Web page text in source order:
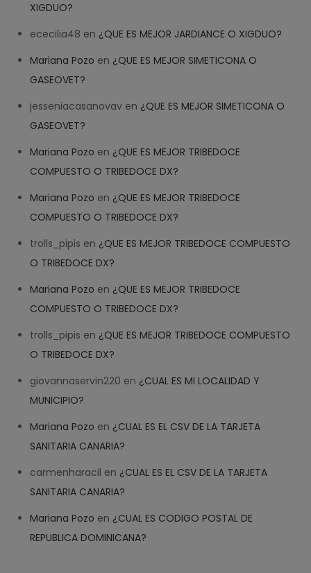
XIGDUO?
ececilia48 en ¿QUE ES MEJOR JARDIANCE O XIGDUO?
Mariana Pozo en ¿QUE ES MEJOR SIMETICONA O
GASEOVET?
jesseniacasanovav en ¿QUE ES MEJOR SIMETICONA O
GASEOVET?
Mariana Pozo en ¿QUE ES MEJOR TRIBEDOCE
COMPUESTO O TRIBEDOCE DX?
Mariana Pozo en ¿QUE ES MEJOR TRIBEDOCE
COMPUESTO O TRIBEDOCE DX?
trolls_pipis en ¿QUE ES MEJOR TRIBEDOCE COMPUESTO
O TRIBEDOCE DX?
Mariana Pozo en ¿QUE ES MEJOR TRIBEDOCE
COMPUESTO O TRIBEDOCE DX?
trolls_pipis en ¿QUE ES MEJOR TRIBEDOCE COMPUESTO
O TRIBEDOCE DX?
giovannaservin220 en ¿CUAL ES MI LOCALIDAD Y
MUNICIPIO?
Mariana Pozo en ¿CUAL ES EL CSV DE LA TARJETA
SANITARIA CANARIA?
carmenharacil en ¿CUAL ES EL CSV DE LA TARJETA
SANITARIA CANARIA?
Mariana Pozo en ¿CUAL ES CODIGO POSTAL DE
REPUBLICA DOMINICANA?
07:50